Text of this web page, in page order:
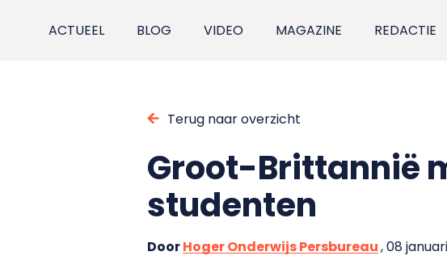
ACTUEEL BLOG VIDEO MAGAZINE REDACTIE
Terug naar overzicht
Groot-Brittannië
studenten
DoorHoger Onderwijs Persbureau, 08